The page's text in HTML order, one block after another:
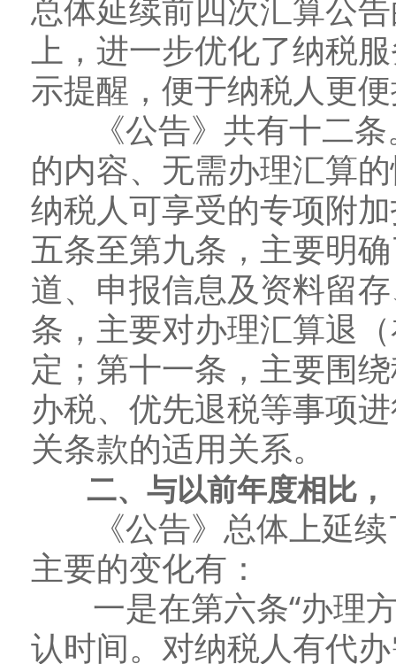
总体延续前四次汇算公
上，进一步优化了纳税
示提醒，便于纳税人更
《公告》共有十二条
的内容、无需办理汇算
纳税人可享受的专项附
五条至第九条，主要明
道、申报信息及资料留
条，主要对办理汇算退
定；第十一条，主要围
办税、优先退税等事项
关条款的适用关系。
二、与以前年度相比，
《公告》总体上延续
主要的变化有：
一是在第六条“办理方
认时间。对纳税人有代